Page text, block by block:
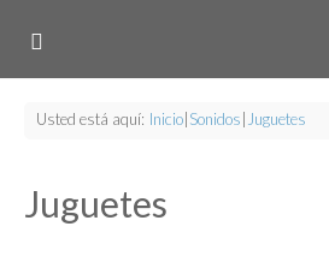
Usted está aquí: Inicio Sonidos Juguetes
Juguetes